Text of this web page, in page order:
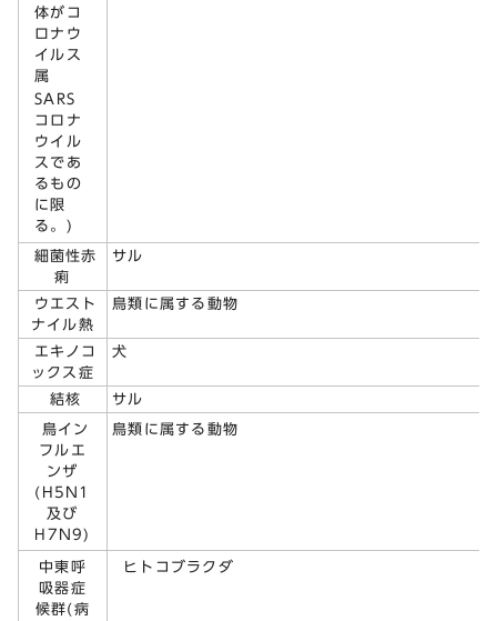
体がコ
ロナウ
イルス
属
SARS
コロナ
ウイル
スであ
るもの
に限
る。)
細菌性赤
痢
サル
ウエスト
ナイル熱
鳥類に属する動物
エキノコ
ックス症
犬
結核 サル
鳥イン
フルエ
ンザ
(H5N1
及び
H7N9)
鳥類に属する動物
中東呼
吸器症
候群(病
ヒトコブラクダ